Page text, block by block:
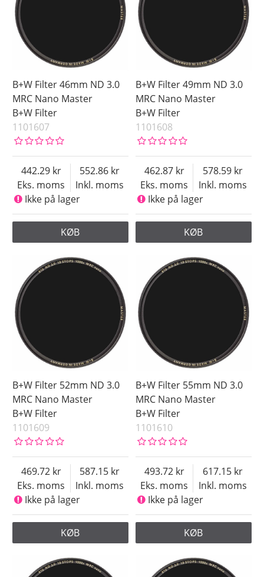
B+W Filter 46mm ND 3.0
MRC Nano Master
B+W Filter
1101607
Eks. moms
442.29
Inkl. moms
552.86
Ikke på lager
KØB
B+W Filter 49mm ND 3.0
MRC Nano Master
B+W Filter
1101608
Eks. moms
462.87
Inkl. moms
578.59
Ikke på lager
KØB
B+W Filter 52mm ND 3.0
MRC Nano Master
B+W Filter
1101609
Eks. moms
469.72
Inkl. moms
587.15
Ikke på lager
KØB
B+W Filter 55mm ND 3.0
MRC Nano Master
B+W Filter
1101610
Eks. moms
493.72
Inkl. moms
617.15
Ikke på lager
KØB